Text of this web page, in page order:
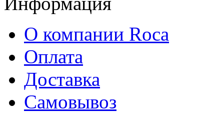
О компании Roca
Оплата
Доставка
Самовывоз